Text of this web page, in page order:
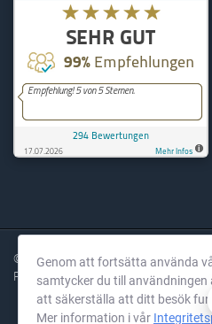
© 2004-2026 KernelHost GmbH.
Priser exkl. moms.
Genom att fortsätta använda
samtycker du till användningen
att säkerställa att ditt besök
Mer information i vår